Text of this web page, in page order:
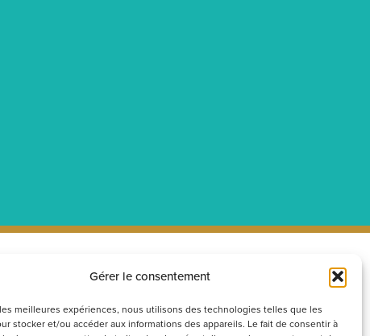
Gérer le consentement
meilleures expériences, nous utilisons des technologies telles que les
stocker et/ou accéder aux informations des appareils. Le fait de consentir à
nos offres d’emploi ou
votre candidature
sociaux